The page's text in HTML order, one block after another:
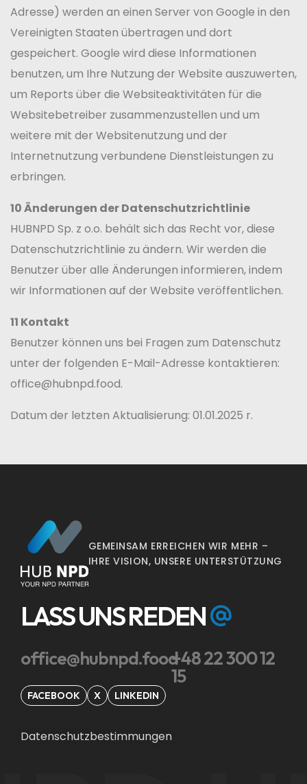
Adresse) werden an einen Server von Google in den
Vereinigten Staaten übertragen und dort
gespeichert. Google wird diese Informationen
benutzen, um Ihre Nutzung der Website auszuwerten,
um Reports über die Websiteaktivitäten für die
Websitebetreiber zusammenzustellen und um
weitere mit der Websitenutzung und der
Internetnutzung verbundene Dienstleistungen zu
erbringen.
10 Änderungen der Datenschutzrichtlinie
HUBNPD Sp. z o.o. behält sich das Recht vor, diese
Datenschutzrichtlinie zu ändern. Wir werden die
Benutzer über alle Änderungen informieren, indem
wir Informationen auf der Website veröffentlichen.
11 Kontakt
Benutzer können uns bei Fragen zum Datenschutz
unter der folgenden E-Mail-Adresse kontaktieren:
office@hubnpd.food.
Datum der letzten Aktualisierung: 01.01.2025 r.
GEMEINSAM ERREICHEN WIR MEHR –
IHRE VISION, UNSERE UNTERSTÜTZUNG
LASS UNS REDEN
office@hubnpd.food+48 22 300 12
15
FACEBOOK X LINKEDIN
Datenschutzbestimmungen